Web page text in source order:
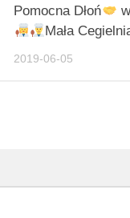
Pomocna Dłoń
Mała
2019-06-05